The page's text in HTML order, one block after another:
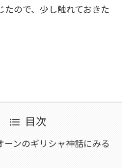
たので、少し触れておきた
目次
ーンのギリシャ神話にみる